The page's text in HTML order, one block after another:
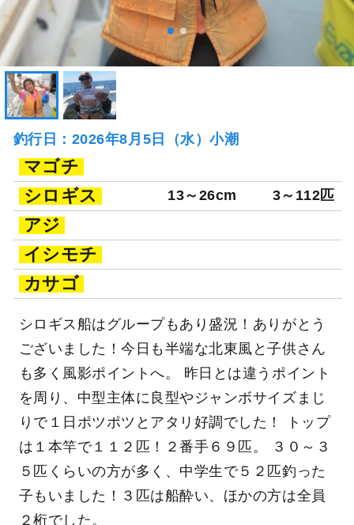
釣行日：2026年8月5日（水）小潮
マゴチ
シロギス
13～26cm 3～112匹
アジ
イシモチ
カサゴ
シロギス船はグループもあり盛況！ありがとう
ございました！今日も半端な北東風と子供さん
も多く風影ポイントへ。 昨日とは違うポイント
を周り、中型主体に良型やジャンボサイズまじ
りで１日ポツポツとアタリ好調でした！ トップ
は１本竿で１１２匹！２番手６９匹。 ３０～３
５匹くらいの方が多く、中学生で５２匹釣った
子もいました！３匹は船酔い、ほかの方は全員
２桁でした。